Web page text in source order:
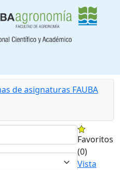
de asignaturas FAUBA
Favoritos
(0)
Vista